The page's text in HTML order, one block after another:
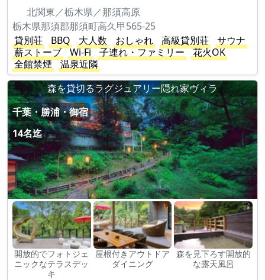
北関東／栃木県／那須高原
栃木県那須郡那須町高久甲565-25
貸別荘
BBQ 大人数 おしゃれ 高級貸別荘
サウナ
薪ストーブ
Wi-Fi 子連れ・ファミリー
花火OK
全館禁煙
温泉近隣
森を貸切るラグジュアリー隠れ家ヴィラ
千葉・勝浦・御宿
14名迄
開放的でフォトジェ
ニックなテラスデッ
キ
屋根付きアウトドア
ダイニング
森を見下ろす開放的
な露天風呂